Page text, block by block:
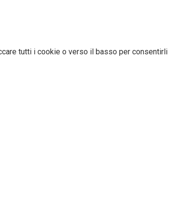
tutti i cookie o verso il basso per consentirli